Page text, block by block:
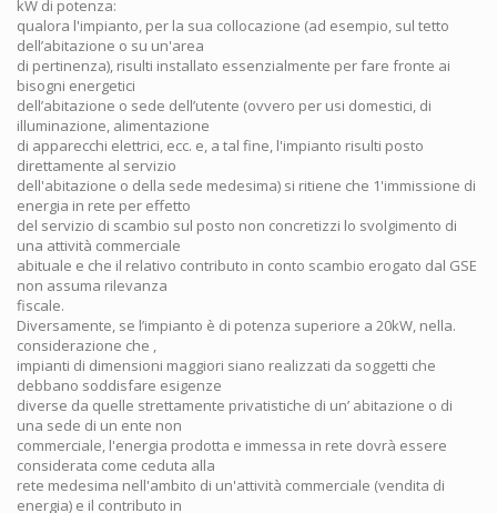
kW di potenza:
qualora l'impianto, per la sua collocazione (ad esempio, sul tetto
dell’abitazione o su un'area
di pertinenza), risulti installato essenzialmente per fare fronte ai
bisogni energetici
dell’abitazione o sede dell’utente (ovvero per usi domestici, di
illuminazione, alimentazione
di apparecchi elettrici, ecc. e, a tal fine, l'impianto risulti posto
direttamente al servizio
dell'abitazione o della sede medesima) si ritiene che 1'immissione di
energia in rete per effetto
del servizio di scambio sul posto non concretizzi lo svolgimento di
una attività commerciale
abituale e che il relativo contributo in conto scambio erogato dal GSE
non assuma rilevanza
fiscale.
Diversamente, se l’impianto è di potenza superiore a 20kW, nella.
considerazione che ,
impianti di dimensioni maggiori siano realizzati da soggetti che
debbano soddisfare esigenze
diverse da quelle strettamente privatistiche di un’ abitazione o di
una sede di un ente non
commerciale, l'energia prodotta e immessa in rete dovrà essere
considerata come ceduta alla
rete medesima nell'ambito di un'attività commerciale (vendita di
energia) e il contributo in